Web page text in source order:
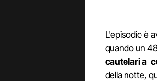
L'episodio è
quando un
cautelari a
della notte,